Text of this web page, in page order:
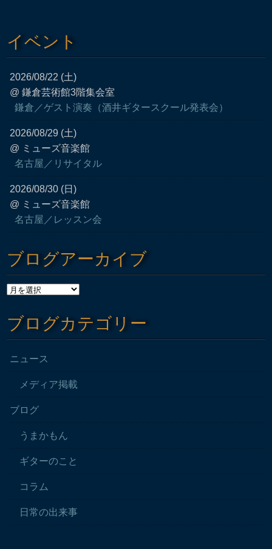
イベント
2026/08/22 (土)
@ 鎌倉芸術館3階集会室
鎌倉／ゲスト演奏（酒井ギタースクール発表会）
2026/08/29 (土)
@ ミューズ音楽館
名古屋／リサイタル
2026/08/30 (日)
@ ミューズ音楽館
名古屋／レッスン会
ブログアーカイブ
ブログカテゴリー
ニュース
メディア掲載
ブログ
うまかもん
ギターのこと
コラム
日常の出来事